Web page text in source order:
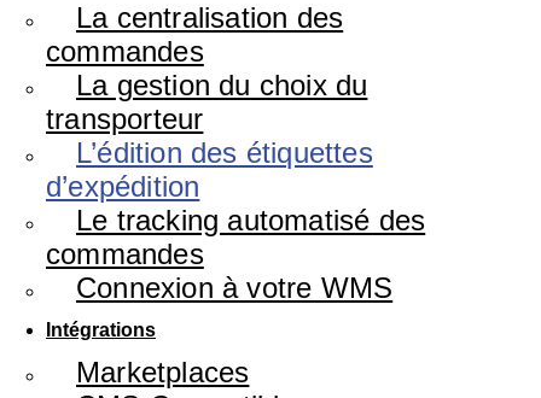
La centralisation des
commandes
La gestion du choix du
transporteur
L’édition des étiquettes
d’expédition
Le tracking automatisé des
commandes
Connexion à votre WMS
Intégrations
Marketplaces